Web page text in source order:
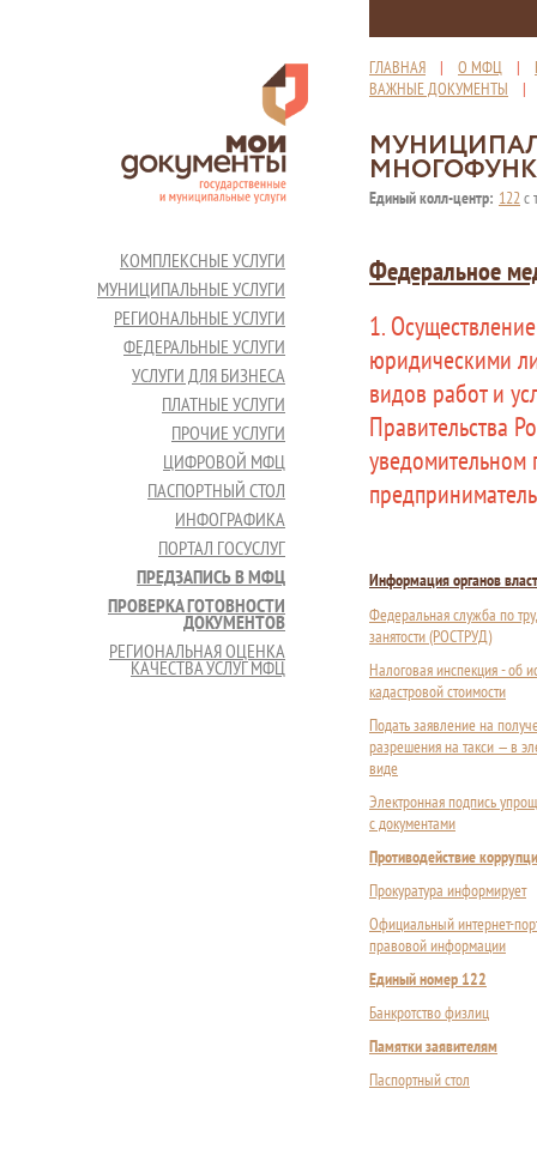
ГЛАВНАЯ | О МФЦ |
ВАЖНЫЕ ДОКУМЕНТЫ
Единый колл-центр: 122с
КОМПЛЕКСНЫЕ УСЛУГИ
МУНИЦИПАЛЬНЫЕ УСЛУГИ
РЕГИОНАЛЬНЫЕ УСЛУГИ
ФЕДЕРАЛЬНЫЕ УСЛУГИ
УСЛУГИ ДЛЯ БИЗНЕСА
ПЛАТНЫЕ УСЛУГИ
ПРОЧИЕ УСЛУГИ
ЦИФРОВОЙ МФЦ
ПАСПОРТНЫЙ СТОЛ
ИНФОГРАФИКА
ПОРТАЛ ГОСУСЛУГ
ПРЕДЗАПИСЬ В МФЦ
ПРОВЕРКА ГОТОВНОСТИ
ДОКУМЕНТОВ
РЕГИОНАЛЬНАЯ ОЦЕНКА
КАЧЕСТВА УСЛУГ МФЦ
Федеральное
1.
юридическими
видов работ и
Правительства
уведомительном
Информация органов
Федеральная служба по
занятости (РОСТРУД)
Налоговая инспекция - об
кадастровой стоимости
Подать заявление на
разрешения на такси — в
виде
Электронная подпись
с документами
Противодействие
Прокуратура информирует
Официальный интернет-
правовой информации
Единый номер 122
Банкротство физлиц
Памятки заявителям
Паспортный стол